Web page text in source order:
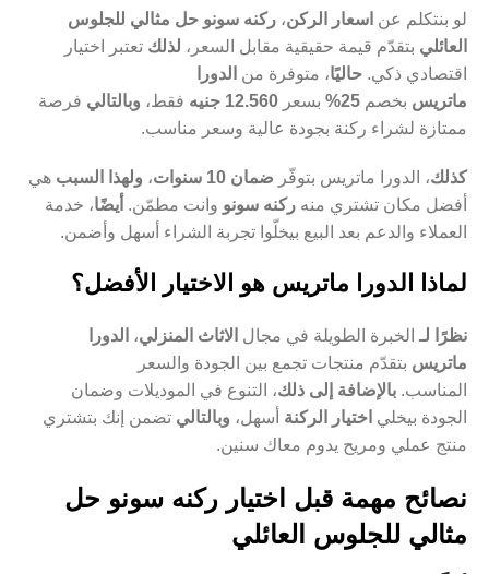
لو بنتكلم عن اسعار الركن، ركنه سونو حل مثالي للجلوس
العائلي بتقدّم قيمة حقيقية مقابل السعر، لذلك تعتبر اختيار
اقتصادي ذكي. حاليًا، متوفرة من الدورا
ماتريس بخصم 25% بسعر 12.560 جنيه فقط، وبالتالي فرصة
ممتازة لشراء ركنة بجودة عالية وسعر مناسب.
كذلك، الدورا ماتريس بتوفّر ضمان 10 سنوات ، ولهذا السبب هي
أفضل مكان تشتري منه ركنه سونو وانت مطمّن. أيضًا، خدمة
العملاء والدعم بعد البيع بيخلّوا تجربة الشراء أسهل وأضمن.
لماذا الدورا ماتريس هو الاختيار الأفضل؟
نظرًا لـ الخبرة الطويلة في مجال الاثاث المنزلي، الدورا
ماتريس بتقدّم منتجات تجمع بين الجودة والسعر
المناسب. بالإضافة إلى ذلك، التنوع في الموديلات وضمان
الجودة بيخلي اختيار الركنة أسهل، وبالتالي تضمن إنك بتشتري
منتج عملي ومريح يدوم معاك سنين.
نصائح مهمة قبل اختيار ركنه سونو حل
مثالي للجلوس العائلي